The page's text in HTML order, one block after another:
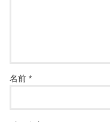
名前*